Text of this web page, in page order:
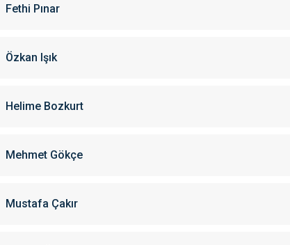
Fethi Pınar
Özkan Işık
Helime Bozkurt
Mehmet Gökçe
Mustafa Çakır